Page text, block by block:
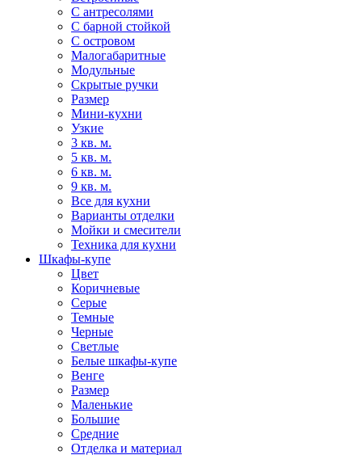
С антресолями
С барной стойкой
С островом
Малогабаритные
Модульные
Скрытые ручки
Размер
Мини-кухни
Узкие
3 кв. м.
5 кв. м.
6 кв. м.
9 кв. м.
Все для кухни
Варианты отделки
Мойки и смесители
Техника для кухни
Шкафы-купе
Цвет
Коричневые
Серые
Темные
Черные
Светлые
Белые шкафы-купе
Венге
Размер
Маленькие
Большие
Средние
Отделка и материал